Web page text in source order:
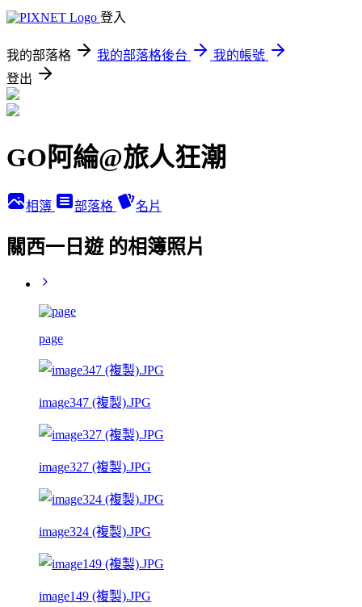
登入
我的部落格 我的部落格後台
我的帳號
登出
GO阿綸@旅人狂潮
相簿 部落格 名片
關西一日遊 的相簿照片
page
image347 (複製).JPG
image327 (複製).JPG
image324 (複製).JPG
image149 (複製).JPG